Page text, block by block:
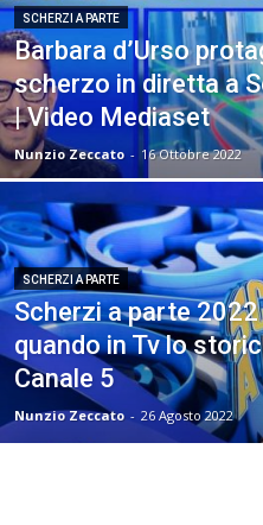
SCHERZI A PARTE
Barbara d’Urso
scherzo in diretta a
| Video Mediaset
Nunzio Zeccato - 16 Ottobre 2022
SCHERZI A PARTE
Scherzi a parte
quando in Tv lo
Canale 5
Nunzio Zeccato - 26 Agosto 2022